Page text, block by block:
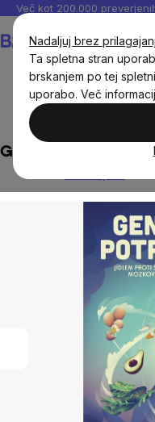
Nadaljuj brez
Ta spletna stran
brskanjem po tej
uporabo. Več
Preskoči
vsebino
Več kot 200.000
Genialna hrana -